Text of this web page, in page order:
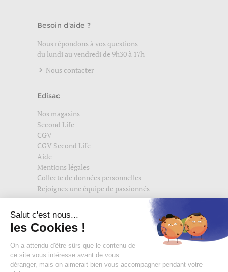
Besoin d'aide ?
Nous répondons à vos questions
du lundi au vendredi de 9h30 à 17h
Nous contacter
Edisac
Nos magasins
Second Life
CGV
CGV Second Life
Aide
Mentions légales
Collecte de données personnelles
Rejoignez une équipe de passionnés
edisac.com
edisac.nl.
Rejoignez la communauté edisac :